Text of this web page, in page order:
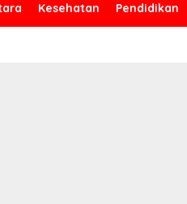
Kesehatan Pendidikan